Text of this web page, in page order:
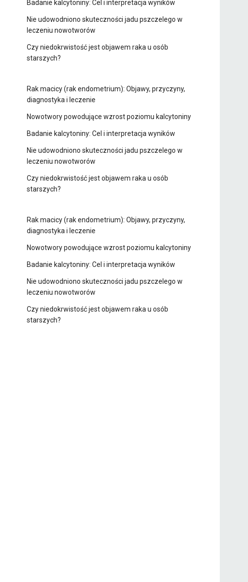
Badanie kalcytoniny: Cel i interpretacja wyników
Nie udowodniono skuteczności jadu pszczelego w
leczeniu nowotworów
Czy niedokrwistość jest objawem raka u osób
starszych?
Rak macicy (rak endometrium): Objawy, przyczyny,
diagnostyka i leczenie
Nowotwory powodujące wzrost poziomu kalcytoniny
Badanie kalcytoniny: Cel i interpretacja wyników
Nie udowodniono skuteczności jadu pszczelego w
leczeniu nowotworów
Czy niedokrwistość jest objawem raka u osób
starszych?
Rak macicy (rak endometrium): Objawy, przyczyny,
diagnostyka i leczenie
Nowotwory powodujące wzrost poziomu kalcytoniny
Badanie kalcytoniny: Cel i interpretacja wyników
Nie udowodniono skuteczności jadu pszczelego w
leczeniu nowotworów
Czy niedokrwistość jest objawem raka u osób
starszych?